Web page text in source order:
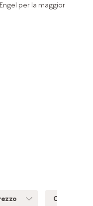
per la maggior
Colore